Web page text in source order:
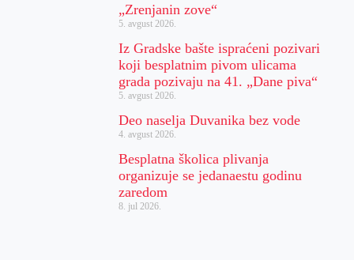
„Zrenjanin zove“
5. avgust 2026.
Iz Gradske bašte ispraćeni pozivari
koji besplatnim pivom ulicama
grada pozivaju na 41. „Dane piva“
5. avgust 2026.
Deo naselja Duvanika bez vode
4. avgust 2026.
Besplatna školica plivanja
organizuje se jedanaestu godinu
zaredom
8. jul 2026.